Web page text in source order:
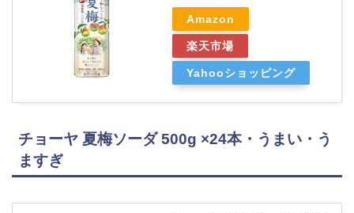
Amazon
楽天市場
Yahooショッピング
チョーヤ 夏梅ソーダ 500g ×24本・うまい・う
ますぎ